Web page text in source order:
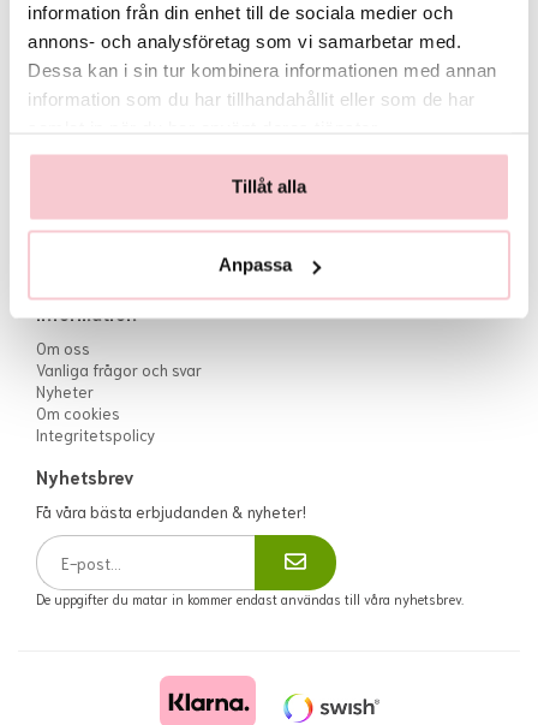
information från din enhet till de sociala medier och
annons- och analysföretag som vi samarbetar med.
Dessa kan i sin tur kombinera informationen med annan
information som du har tillhandahållit eller som de har
Tillåt alla
Anpassa
Kundtjänst
info@flowerhouse.se
Måndag till fredag 10:00-17:00
Handla
Köpvillkor
Logga in
Information
Om oss
Vanliga frågor och svar
Nyheter
Om cookies
Integritetspolicy
Nyhetsbrev
Få våra bästa erbjudanden & nyheter!
De uppgifter du matar in kommer endast användas till våra nyhetsbrev.